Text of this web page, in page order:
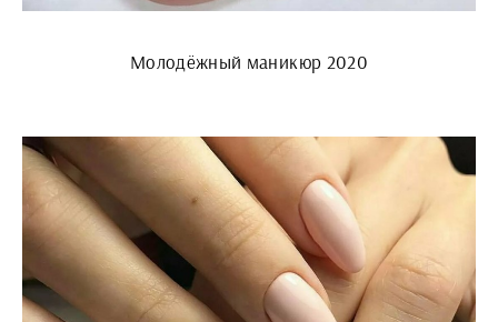
Молодёжный маникюр 2020